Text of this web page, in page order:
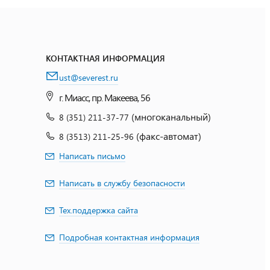
КОНТАКТНАЯ ИНФОРМАЦИЯ
ust@severest.ru
г. Миасс, пр. Макеева, 56
8 (351) 211-37-77 (многоканальный)
8 (3513) 211-25-96 (факс-автомат)
Написать письмо
Написать в службу безопасности
Тех.поддержка сайта
Подробная контактная информация